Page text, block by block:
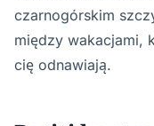
czarnogórskim
między wakacjami,
cię odnawiają.